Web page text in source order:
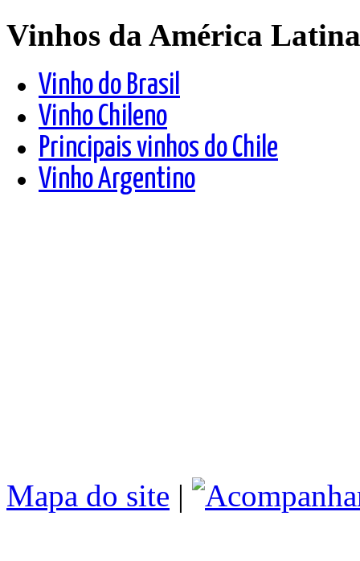
Vinhos da América Latina
Vinho do Brasil
Vinho Chileno
Principais vinhos do Chile
Vinho Argentino
Mapa do site |